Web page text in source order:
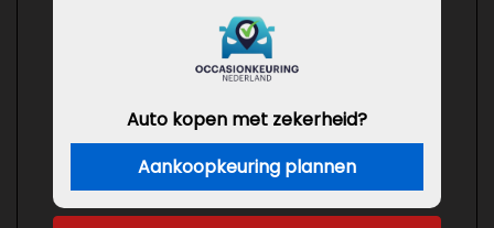
Auto kopen met zekerheid?
Aankoopkeuring plannen